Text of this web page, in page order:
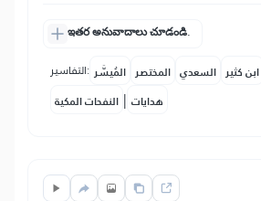
ఇతర అనువాదాలు చూడండి.
التفاسير: المُيسَّر المختصر السعدي ابن كثير
النفحات المكية | هدايات